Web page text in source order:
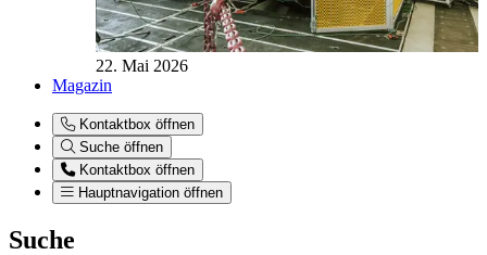
22. Mai 2026
Magazin
Kontaktbox öffnen
Suche öffnen
Kontaktbox öffnen
Hauptnavigation öffnen
Suche